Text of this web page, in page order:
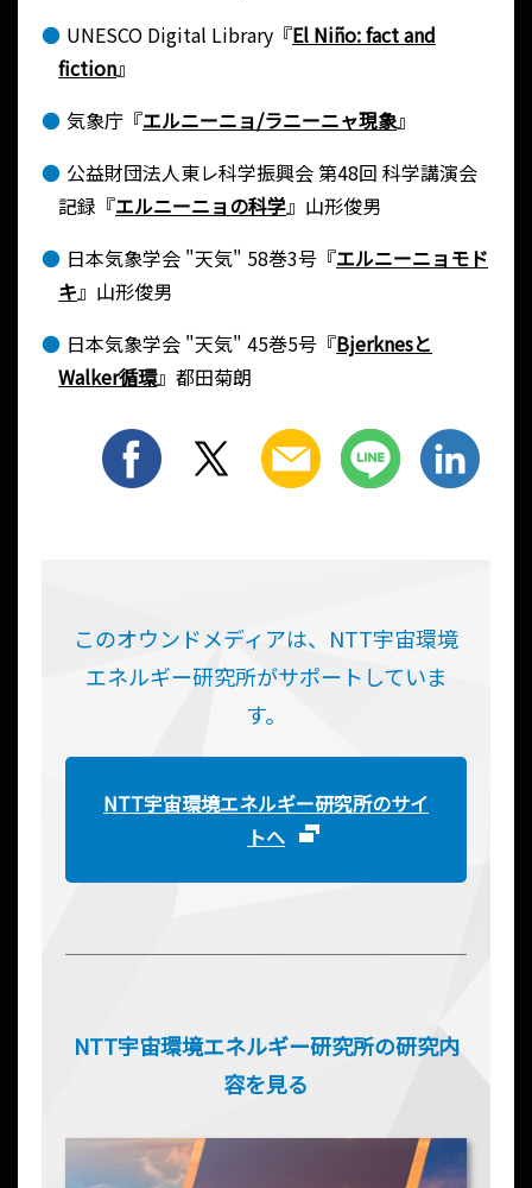
UNESCO Digital Library『El Niño: fact and
fiction』
気象庁『エルニーニョ/ラニーニャ現象』
公益財団法人東レ科学振興会 第48回 科学講演会
記録『エルニーニョの科学』山形俊男
日本気象学会 "天気" 58巻3号『エルニーニョモド
キ』山形俊男
日本気象学会 "天気" 45巻5号『Bjerknesと
Walker循環』都田菊朗
このオウンドメディアは、NTT宇宙環境
エネルギー研究所がサポートしていま
す。
NTT宇宙環境エネルギー研究所のサイ
トへ
NTT宇宙環境エネルギー研究所の研究内
容を見る